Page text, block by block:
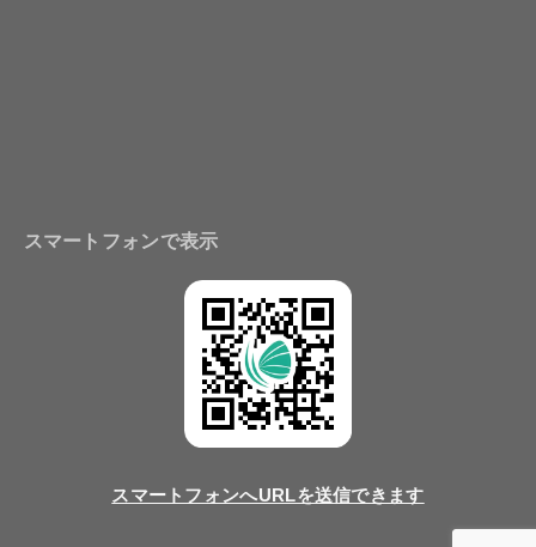
スマートフォンで表示
スマートフォンへURLを送信できます